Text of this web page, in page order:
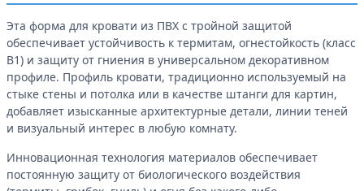
Эта форма для кровати из ПВХ с тройной защитой
обеспечивает устойчивость к термитам, огнестойкость (класс
B1) и защиту от гниения в универсальном декоративном
профиле. Профиль кровати, традиционно используемый на
стыке стены и потолка или в качестве штанги для картин,
добавляет изысканные архитектурные детали, линии теней
и визуальный интерес в любую комнату.
Инновационная технология материалов обеспечивает
постоянную защиту от биологического воздействия